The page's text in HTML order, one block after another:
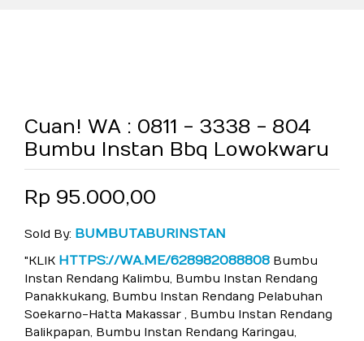
Cuan! WA : 0811 - 3338 - 804
Bumbu Instan Bbq Lowokwaru
Rp 95.000,00
Sold By: BUMBUTABURINSTAN
"KLIK HTTPS://WA.ME/628982088808 Bumbu
Instan Rendang Kalimbu, Bumbu Instan Rendang
Panakkukang, Bumbu Instan Rendang Pelabuhan
Soekarno-Hatta Makassar , Bumbu Instan Rendang
Balikpapan, Bumbu Instan Rendang Karingau,